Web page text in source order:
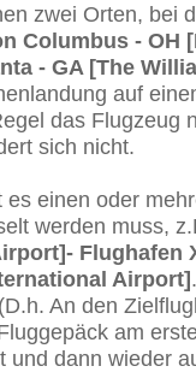
zwei Orten, bei
Columbus - OH
- GA [The
auf
das Flugzeug
sich nicht.
es einen oder
werden muss,
Flughafen
Airport]
An den
am
dann wieder